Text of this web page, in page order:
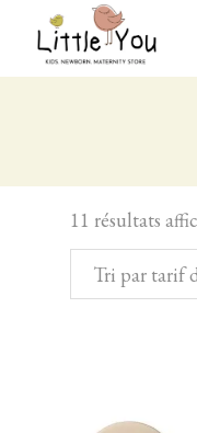
11 résultats
Tri par tarif